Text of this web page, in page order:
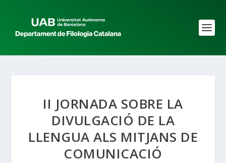
II JORNADA SOBRE LA
DIVULGACIÓ DE LA
LLENGUA ALS MITJANS DE
COMUNICACIÓ